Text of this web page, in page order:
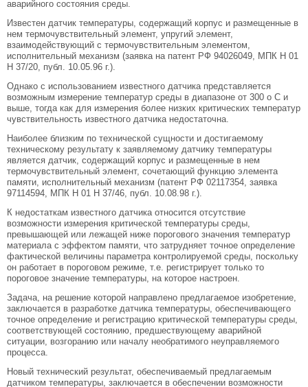
аварийного состояния среды.
Известен датчик температуры, содержащий корпус и размещенные в
нем термочувствительный элемент, упругий элемент,
взаимодействующий с термочувствительным элементом,
исполнительный механизм (заявка на патент РФ 94026049, МПК Н 01
Н 37/20, публ. 10.05.96 г.).
Однако с использованием известного датчика представляется
возможным измерение температур среды в диапазоне от 300 о С и
выше, тогда как для измерения более низких критических температур
чувствительность известного датчика недостаточна.
Наиболее близким по технической сущности и достигаемому
техническому результату к заявляемому датчику температуры
является датчик, содержащий корпус и размещенные в нем
термочувствительный элемент, сочетающий функцию элемента
памяти, исполнительный механизм (патент РФ 02117354, заявка
97114594, МПК Н 01 Н 37/46, публ. 10.08.98 г.).
К недостаткам известного датчика относится отсутствие
возможности измерения критической температуры среды,
превышающей или лежащей ниже порогового значения температур
материала с эффектом памяти, что затрудняет точное определение
фактической величины параметра контролируемой среды, поскольку
он работает в пороговом режиме, т.е. регистрирует только то
пороговое значение температуры, на которое настроен.
Задача, на решение которой направлено предлагаемое изобретение,
заключается в разработке датчика температуры, обеспечивающего
точное определение и регистрацию критической температуры среды,
соответствующей состоянию, предшествующему аварийной
ситуации, возгоранию или началу необратимого неуправляемого
процесса.
Новый технический результат, обеспечиваемый предлагаемым
датчиком температуры, заключается в обеспечении возможности